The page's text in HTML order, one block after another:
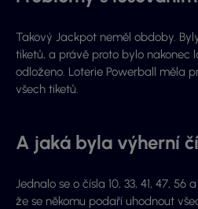
Takový Jackpot neměl obdoby.
tiketů, a právě proto bylo nakonec
odloženo. Loterie Powerball měla
všech tiketů.
A jaká byla výherní
Jednalo se o čísla 10, 33, 41, 47, 56 a
že se někomu podaří uhodnout